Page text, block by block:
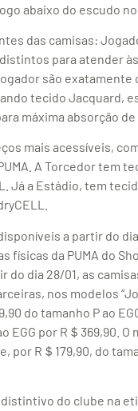
abaixo do escudo
das camisas:
para atender
são exatamente
tecido Jacquard,
máxima absorção de
mais acessíveis,
A Torcedor tem
Já a Estádio, tem
a partir do
do dia 28/01, as
nos modelos
do tamanho P ao
EGG por R＄369,90. O
R＄179,90, do
do clube na